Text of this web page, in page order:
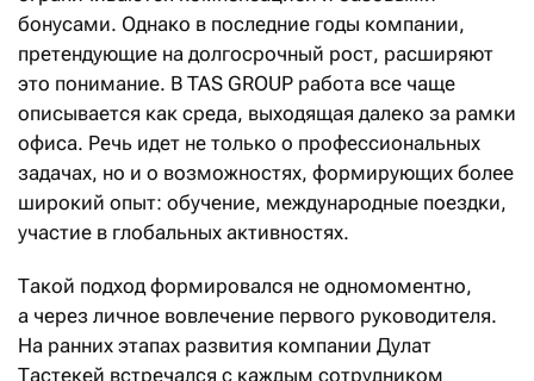
бонусами. Однако в последние годы компании,
претендующие на долгосрочный рост, расширяют
это понимание. В TAS GROUP работа все чаще
описывается как среда, выходящая далеко за рамки
офиса. Речь идет не только о профессиональных
задачах, но и о возможностях, формирующих более
широкий опыт: обучение, международные поездки,
участие в глобальных активностях.
Такой подход формировался не одномоментно,
а через личное вовлечение первого руководителя.
На ранних этапах развития компании Дулат
Тастекей встречался с каждым сотрудником